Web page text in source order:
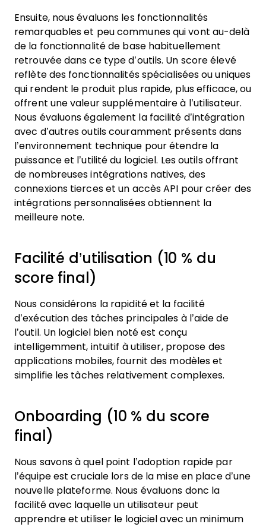
Ensuite, nous évaluons les fonctionnalités
remarquables et peu communes qui vont au-delà
de la fonctionnalité de base habituellement
retrouvée dans ce type d’outils. Un score élevé
reflète des fonctionnalités spécialisées ou uniques
qui rendent le produit plus rapide, plus efficace, ou
offrent une valeur supplémentaire à l’utilisateur.
Nous évaluons également la facilité d’intégration
avec d’autres outils couramment présents dans
l’environnement technique pour étendre la
puissance et l’utilité du logiciel. Les outils offrant
de nombreuses intégrations natives, des
connexions tierces et un accès API pour créer des
intégrations personnalisées obtiennent la
meilleure note.
Facilité d’utilisation (10 % du
score final)
Nous considérons la rapidité et la facilité
d’exécution des tâches principales à l’aide de
l’outil. Un logiciel bien noté est conçu
intelligemment, intuitif à utiliser, propose des
applications mobiles, fournit des modèles et
simplifie les tâches relativement complexes.
Onboarding (10 % du score
final)
Nous savons à quel point l’adoption rapide par
l’équipe est cruciale lors de la mise en place d’une
nouvelle plateforme. Nous évaluons donc la
facilité avec laquelle un utilisateur peut
apprendre et utiliser le logiciel avec un minimum